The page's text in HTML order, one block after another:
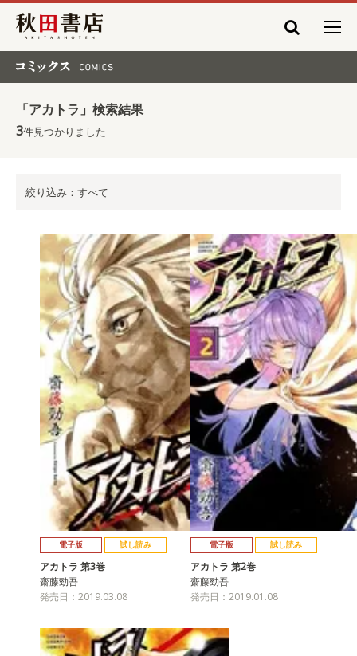
秋田書店
「アカトラ」検索結果
3件見つかりました
絞り込み：すべて
電子版 試し読み
アカトラ 第3巻
齋藤勁吾
発売日：2019.03.08
電子版 試し読み
アカトラ 第2巻
齋藤勁吾
発売日：2019.01.08